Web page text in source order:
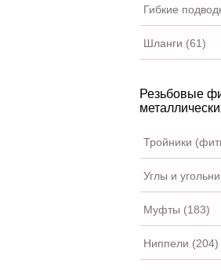
Гибкие
Шланги (61)
Резьбовые
Тройники
Углы и
Муфты (183)
Ниппели (204)